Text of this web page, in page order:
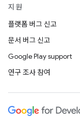
지원
플랫폼 버그 신고
문서 버그 신고
Google Play support
연구 조사 참여